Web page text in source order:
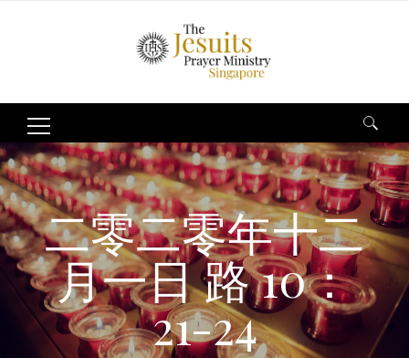
Search
for:
二零二零年十二
月一日 路 10：
21-24